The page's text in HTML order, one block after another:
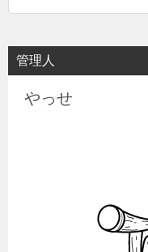
管理人
やっせ